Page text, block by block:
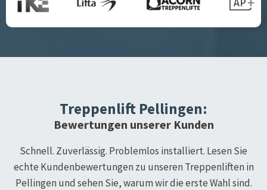
Treppenlift Pellingen:
Bewertungen unserer Kunden
Schnell. Zuverlässig. Problemlos installiert. Lesen Sie
echte Kundenbewertungen zu unseren Treppenliften in
Pellingen und sehen Sie, warum wir die erste Wahl sind.